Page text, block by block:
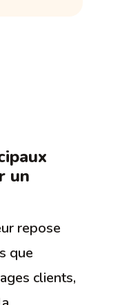
un
repose
que
clients,